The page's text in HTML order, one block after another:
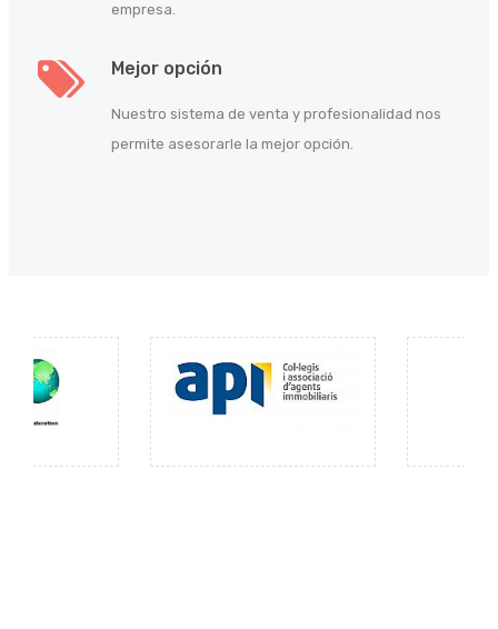
empresa.
Mejor opción
Nuestro sistema de venta y profesionalidad nos
permite asesorarle la mejor opción.